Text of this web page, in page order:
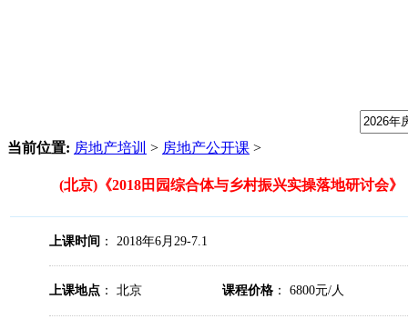
当前位置: 房地产培训 > 房地产公开课 >
(北京)《2018田园综合体与乡村振兴实操落地研讨会》
上课时间 ： 2018年6月29-7.1
上课地点 ： 北京 课程价格 ： 6800元/人